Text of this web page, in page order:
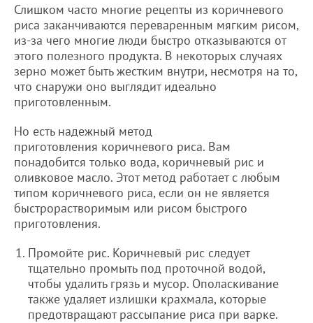
Слишком часто многие рецепты из коричневого
риса заканчиваются переваренным мягким рисом,
из-за чего многие люди быстро отказываются от
этого полезного продукта. В некоторых случаях
зерно может быть жестким внутри, несмотря на то,
что снаружи оно выглядит идеально
приготовленным.
Но есть надежный метод
приготовления коричневого риса. Вам
понадобится только вода, коричневый рис и
оливковое масло. Этот метод работает с любым
типом коричневого риса, если он не является
быстрорастворимым или рисом быстрого
приготовления.
Промойте рис. Коричневый рис следует
тщательно промыть под проточной водой,
чтобы удалить грязь и мусор. Ополаскивание
также удаляет излишки крахмала, которые
предотвращают рассыпание риса при варке.